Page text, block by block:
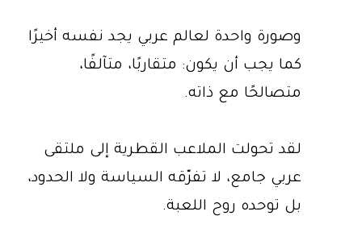
وصورة واحدة لعالم عربي يجد نفسه أخيرًا
كما يجب أن يكون: متقاربًا، متآلفًا،
متصالحًا مع ذاته.
لقد تحولت الملاعب القطرية إلى ملتقى
عربي جامع، لا تفرّقه السياسة ولا الحدود،
بل توحده روح اللعبة.